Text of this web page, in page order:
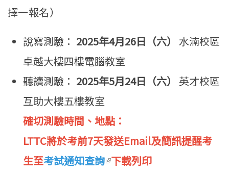
擇一報名）
說寫測驗： 2025年4月26日（六） 水湳校區
卓越大樓四樓電腦教室
聽讀測驗： 2025年5月24日（六） 英才校區
互助大樓五樓教室
確切測驗時間、地點：
LTTC將於考前7天發送Email及簡訊提醒考
生至考試通知查詢(link is external)
下載列印